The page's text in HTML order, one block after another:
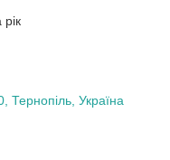
Тернопіль, Україна